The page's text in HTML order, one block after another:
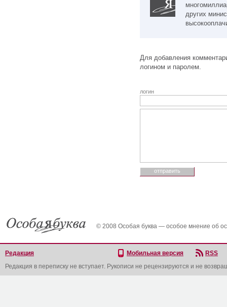
других
Для добавления
логином и паролем.
логин
© 2008 Особая буква — особое мнение об
Редакция Мобильная версия
RSS
Редакция в переписку не вступает. Рукописи не рецензируются и не